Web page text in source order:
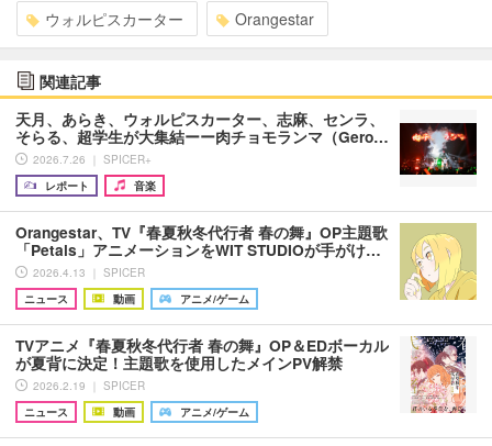
ウォルピスカーター Orangestar
関連記事
天月、あらき、ウォルピスカーター、志麻、センラ、
そらる、超学生が大集結ーー肉チョモランマ（Gero…
2026.7.26 ｜ SPICER+
レポート
音楽
Orangestar、TV『春夏秋冬代行者 春の舞』OP主題歌
「Petals」アニメーションをWIT STUDIOが手がけ…
2026.4.13 ｜ SPICER
ニュース
動画 アニメ/ゲーム
TVアニメ『春夏秋冬代行者 春の舞』OP＆EDボーカル
が夏背に決定！主題歌を使用したメインPV解禁
2026.2.19 ｜ SPICER
ニュース
動画 アニメ/ゲーム